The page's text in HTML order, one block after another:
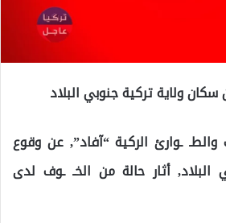
سكان ولاية تركية جنوبي البلاد
والطـ ـوارئ الركية “آفاد”, عن وقوع
البلاد, أثار حالة من الخـ ـوف لدى